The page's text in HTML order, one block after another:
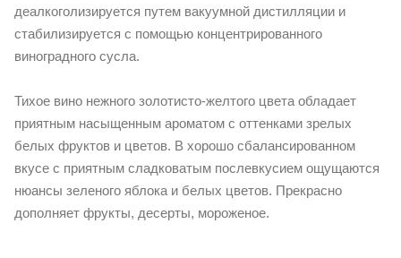
деалкоголизируется путем вакуумной дистилляции и
стабилизируется с помощью концентрированного
виноградного сусла.
Тихое вино нежного золотисто-желтого цвета обладает
приятным насыщенным ароматом с оттенками зрелых
белых фруктов и цветов. В хорошо сбалансированном
вкусе с приятным сладковатым послевкусием ощущаются
нюансы зеленого яблока и белых цветов. Прекрасно
дополняет фрукты, десерты, мороженое.